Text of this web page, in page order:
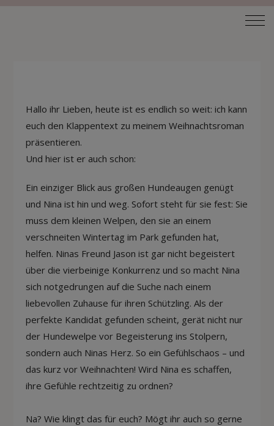
Hallo ihr Lieben, heute ist es endlich so weit: ich kann
euch den Klappentext zu meinem Weihnachtsroman
präsentieren.
Und hier ist er auch schon:
Ein einziger Blick aus großen Hundeaugen genügt
und Nina ist hin und weg. Sofort steht für sie fest: Sie
muss dem kleinen Welpen, den sie an einem
verschneiten Wintertag im Park gefunden hat,
helfen. Ninas Freund Jason ist gar nicht begeistert
über die vierbeinige Konkurrenz und so macht Nina
sich notgedrungen auf die Suche nach einem
liebevollen Zuhause für ihren Schützling. Als der
perfekte Kandidat gefunden scheint, gerät nicht nur
der Hundewelpe vor Begeisterung ins Stolpern,
sondern auch Ninas Herz. So ein Gefühlschaos – und
das kurz vor Weihnachten! Wird Nina es schaffen,
ihre Gefühle rechtzeitig zu ordnen?
Na? Wie klingt das für euch? Mögt ihr auch so gerne